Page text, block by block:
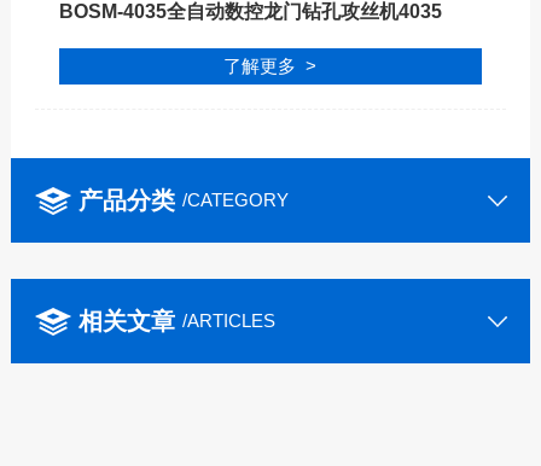
BOSM-4035全自动数控龙门钻孔攻丝机4035
了解更多 >
产品分类 /CATEGORY
相关文章 /ARTICLES